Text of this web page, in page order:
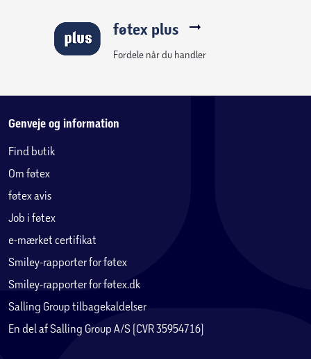
betyder. at du op til 15 år efter købsdatoen kan købe
reservedele til dit produkt til en lav pris. Det er en del af
føtex plus
Fordele når du handler
Genveje og information
Find butik
Om føtex
føtex avis
Job i føtex
e-mærket certifikat
Smiley-rapporter for føtex
Smiley-rapporter for føtex.dk
Salling Group tilbagekaldelser
En del af Salling Group A/S (CVR 35954716)